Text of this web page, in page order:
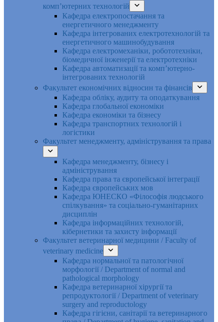
комп’ютерних технологій
Кафедра електропостачання та
енергетичного менеджменту
Кафедра інтегрованих електротехнологій та
енергетичного машинобудування
Кафедра електромеханіки, робототехніки,
біомедичної інженерії та електротехніки
Кафедра автоматизації та комп’ютерно-
інтегрованих технологій
Факультет економічних відносин та фінансів
Кафедра обліку, аудиту та оподаткування
Кафедра глобальної економіки
Кафедра економіки та бізнесу
Кафедра транспортних технологій і
логістики
Факультет менеджменту, адміністрування та права
Кафедра менеджменту, бізнесу і
адміністрування
Кафедра права та європейської інтеграції
Кафедра європейських мов
Кафедра ЮНЕСКО «Філософія людського
спілкування» та соціально-гуманітарних
дисциплін
Кафедра інформаційних технологій,
кібернетики та захисту інформації
Факультет ветеринарної медицини / Faculty of
veterinary medicine
Кафедра нормальної та патологічної
морфології / Department of normal and
pathological morphology
Кафедра ветеринарної хірургії та
репродуктології / Department of veterinary
surgery and reproductology
Кафедра гігієни, санітарії та ветеринарного